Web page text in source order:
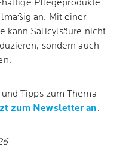
Pflegeprodukte
an. Mit einer
kann Salicylsäure nicht
sondern auch
Tipps zum Thema
zum Newsletter an.